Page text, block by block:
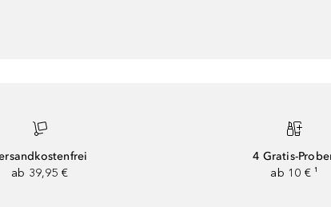
ab 39,95 €
4 Gratis-
ab 10 € ¹